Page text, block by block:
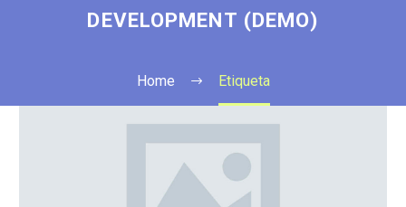
DEVELOPMENT (DEMO)
Home Etiqueta